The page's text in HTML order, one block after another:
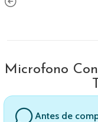
Microfono
Antes de